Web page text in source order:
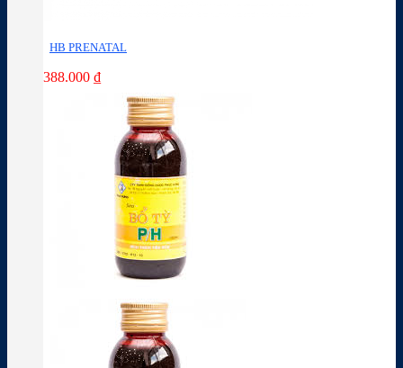
HB PRENATAL
388.000 ₫